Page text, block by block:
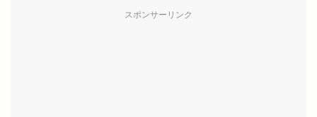
スポンサーリンク